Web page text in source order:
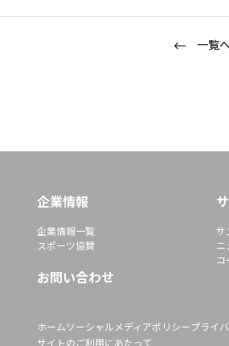
一覧
企業情報
企業情報一覧
スポーツ協賛
サ
ニ
お問い合わせ
ホームソーシャルメディアポリシープライ
サイトのご利用にあたって